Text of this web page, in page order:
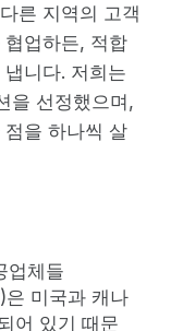
른 지역의 고객
업하든, 적합
니다. 저희는
을 선정했으며,
을 하나씩 살
업체들
미국과 캐나
어 있기 때문